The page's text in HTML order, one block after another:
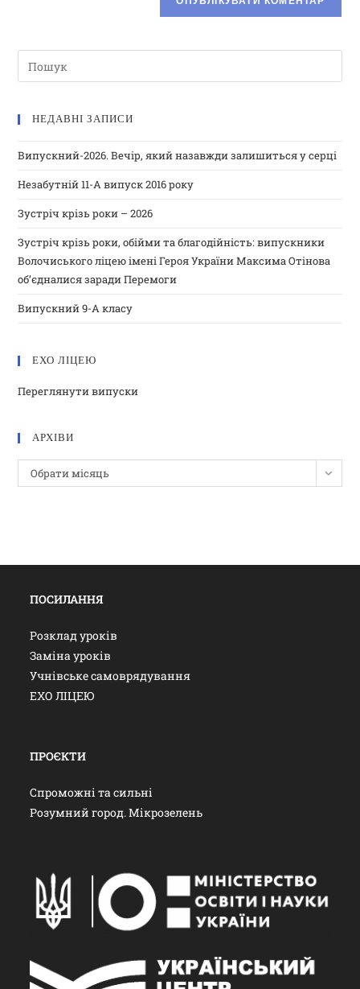
НЕДАВНІ ЗАПИСИ
Випускний-2026. Вечір, який назавжди залишиться у серці
Незабутній 11-А випуск 2016 року
Зустріч крізь роки – 2026
Зустріч крізь роки, обійми та благодійність: випускники
Волочиського ліцею імені Героя України Максима Отінова
об’єдналися заради Перемоги
Випускний 9-А класу
ЕХО ЛІЦЕЮ
Переглянути випуски
АРХІВИ
Обрати місяць
ПОСИЛАННЯ
Розклад уроків
Заміна уроків
Учнівське самоврядування
ЕХО ЛІЦЕЮ
ПРОЄКТИ
Спроможні та сильні
Розумний город. Мікрозелень